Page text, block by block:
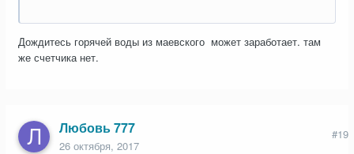
Дождитесь горячей воды из маевского может заработает. там
же счетчика нет.
Любовь 777
26 октября, 2017
#19